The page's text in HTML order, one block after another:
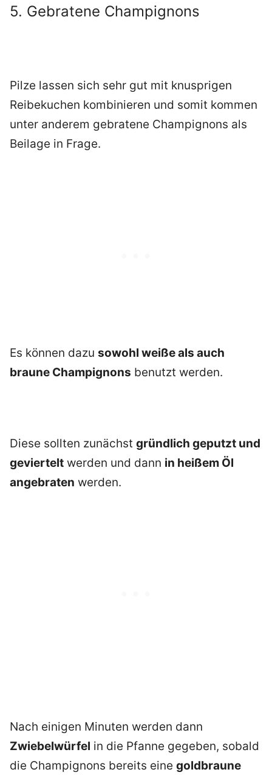
5. Gebratene Champignons
Pilze lassen sich sehr gut mit knusprigen
Reibekuchen kombinieren und somit kommen
unter anderem gebratene Champignons als
Beilage in Frage.
Es können dazu sowohl weiße als auch
braune Champignons benutzt werden.
Diese sollten zunächst gründlich geputzt und
geviertelt werden und dann in heißem Öl
angebraten werden.
Nach einigen Minuten werden dann
Zwiebelwürfel in die Pfanne gegeben, sobald
die Champignons bereits eine goldbraune